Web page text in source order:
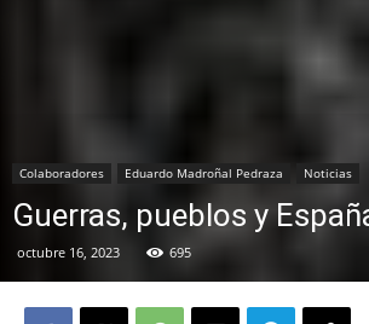
Colaboradores Eduardo Madroñal Pedraza Noticias
Guerras, pueblos y
octubre 16, 2023 695